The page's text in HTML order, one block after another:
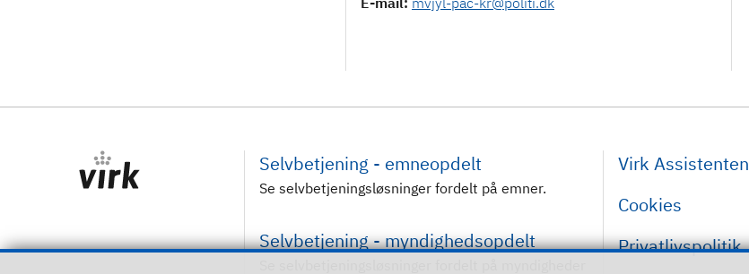
Selvbetjening - emneopdelt
Se selvbetjeningsløsninger fordelt på emner.
Selvbetjening - myndighedsopdelt
Virk Assistenten
Cookies
Privatlivspolitik